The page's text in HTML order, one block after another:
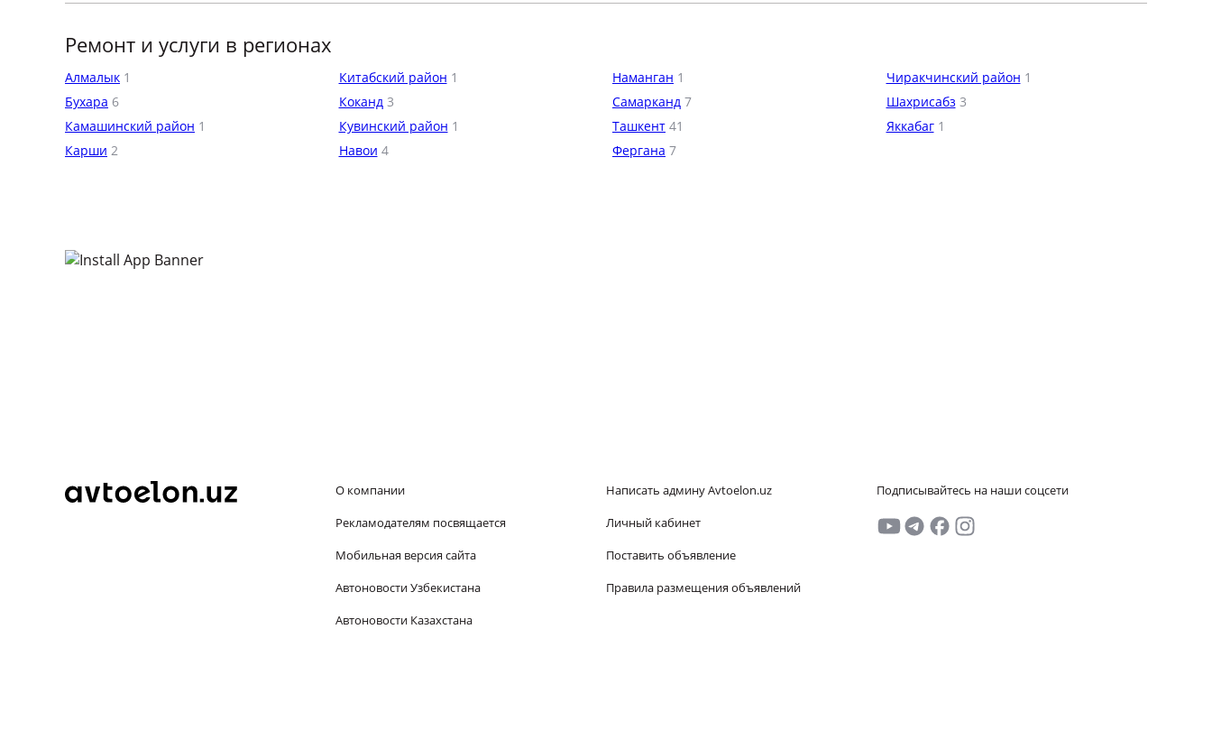
Ремонт и услуги в регионах
Алмалык 1
Бухара 6
Камашинский район 1
Карши 2
Китабский район 1
Коканд 3
Кувинский район 1
Навои 4
Наманган 1
Самарканд 7
Ташкент 41
Фергана 7
Чиракчинский район 1
Шахрисабз 3
Яккабаг 1
О компании
Рекламодателям посвящается
Мобильная версия сайта
Автоновости Узбекистана
Автоновости Казахстана
Написать админу Avtoelon.uz
Личный кабинет
Поставить объявление
Правила размещения объявлений
Подписывайтесь на наши соцсети